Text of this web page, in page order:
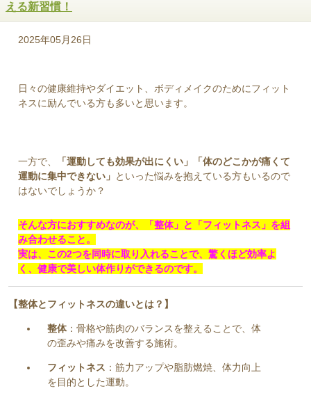
える新習慣！
2025年05月26日
日々の健康維持やダイエット、ボディメイクのためにフィット
ネスに励んでいる方も多いと思います。
一方で、
「運動しても効果が出にくい」「体のどこかが痛くて
運動に集中できない」 といった悩みを抱えている方もいるので
はないでしょうか？
そんな方におすすめなのが、「整体」と「フィットネス」を組
み合わせること。
実は、この2つを同時に取り入れることで、驚くほど効率よ
く、健康で美しい体作りができるのです。
【整体とフィットネスの違いとは？】
整体：骨格や筋肉のバランスを整えることで、体
の歪みや痛みを改善する施術。
フィットネス ：筋力アップや脂肪燃焼、体力向上
を目的とした運動。